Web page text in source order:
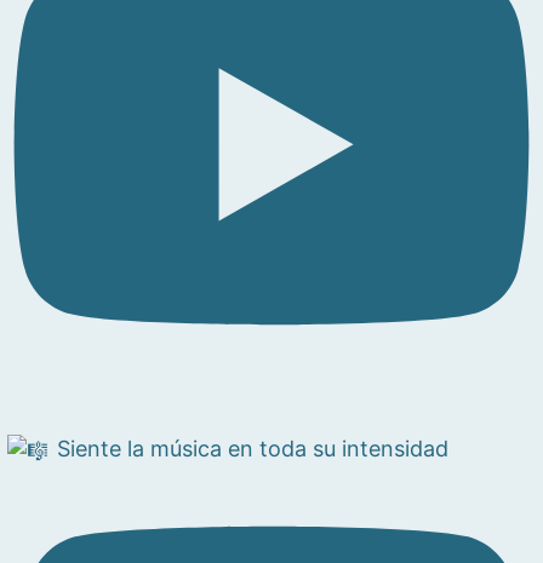
Siente la música en toda su intensidad